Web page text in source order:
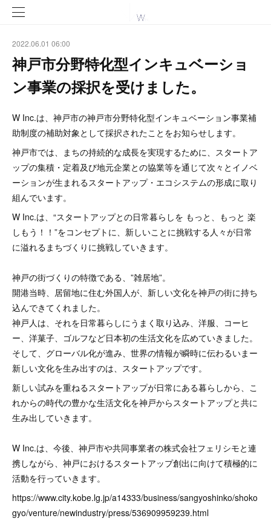
2022.06.01 06:00
神戸市分野特化型インキュベーショ
ン事業の採択を受けました。
W Inc.は、神戸市の神戸市分野特化型インキュベーション事業補
助制度の補助対象として採択されたことをお知らせします。
神戸市では、まちの持続的な成長を実現するために、スタートア
ップの集積・定着及び地元企業との協業等を通じて次々とイノベ
ーションが生まれるスタートアップ・エコシステムの形成に取り
組んでいます。
W Inc.は、“スタートアップとの日常暮らしを もっと、もっと 楽
しもう！！”をコンセプトに、新しいことに挑戦する人々が日常
に溢れるまちづくりに挑戦していきます。
神戸の街づくりの特徴である、”雑居地”。
開港当時、居留地に住む外国人が、新しい文化を神戸の街に持ち
込んできてくれました。
神戸人は、それを日常暮らしにうまく取り込み、洋服、コーヒ
ー、洋菓子、ゴルフなど日本初の生活文化を広めていきました。
そして、グローバル化が進み、世界の情報が瞬時に伝わるいまー
新しい文化を生み出すのは、スタートアップです。
新しい試みを重ねるスタートアップが日常にある暮らしから、こ
れからの時代の豊かな生活文化を神戸からスタートアップと共に
生み出していきます。
W Inc.は、今後、神戸市や共同事業者の株式会社フェリシモと連
携しながら、神戸におけるスタートアップ創出に向けて積極的に
活動を行っていきます。
https://www.city.kobe.lg.jp/a14333/business/sangyoshinko/shoko
gyo/venture/newindustry/press/536909959239.html